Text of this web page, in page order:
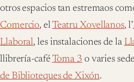
otros espacios tan estremaos
Comercio, elTeatru Xovellanos, l’
Llaboral, les instalaciones de la
llibrería-café Toma 3 o varies
de Biblioteques de Xixón.